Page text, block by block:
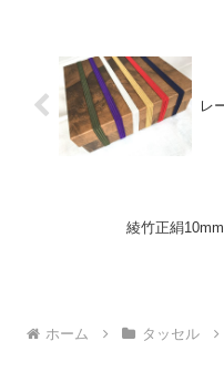
レ
綾竹正絹
ホーム タッセル